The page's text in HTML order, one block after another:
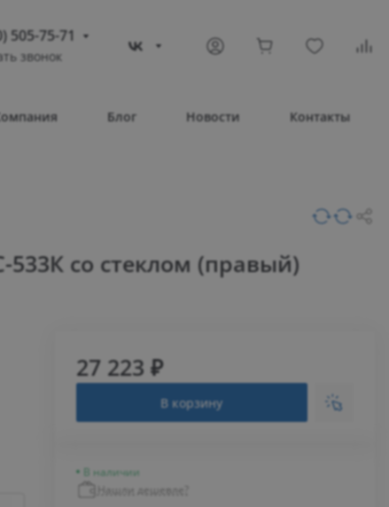
505-75-71
звонок
Блог Новости Контакты
со стеклом (правый)
27 223 ₽
В корзину
В наличии
Нашли дешевле?